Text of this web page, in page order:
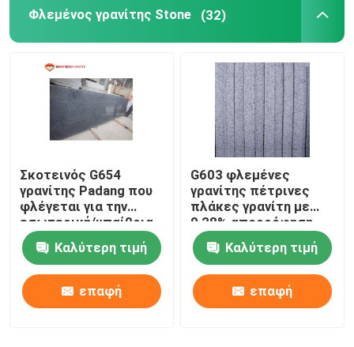
Φλεμένος γρανίτης Stone (32)
Σκοτεινός G654
γρανίτης Padang που
φλέγεται για την
εσωτερική/υπαίθρια
επίστρωση
πατωμάτων
Καλύτερη τιμή
επαφή
G603 φλεμένες
γρανίτης πέτρινες
πλάκες γρανίτη με
0,28% απορρόφηση
νερού
Καλύτερη τιμή
επαφή